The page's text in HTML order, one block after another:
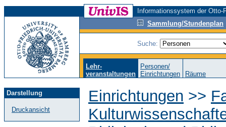
Informationssystem der
Sammlung/Stundenplan
Suche:
Lehr-
veranstaltungen
Personen/
Einrichtungen
Räume
Darstellung
Druckansicht
Einrichtungen >>